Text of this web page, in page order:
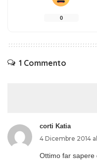
0
1 Commento
corti Katia
4 Dicembre 2014
Ottimo far sapere